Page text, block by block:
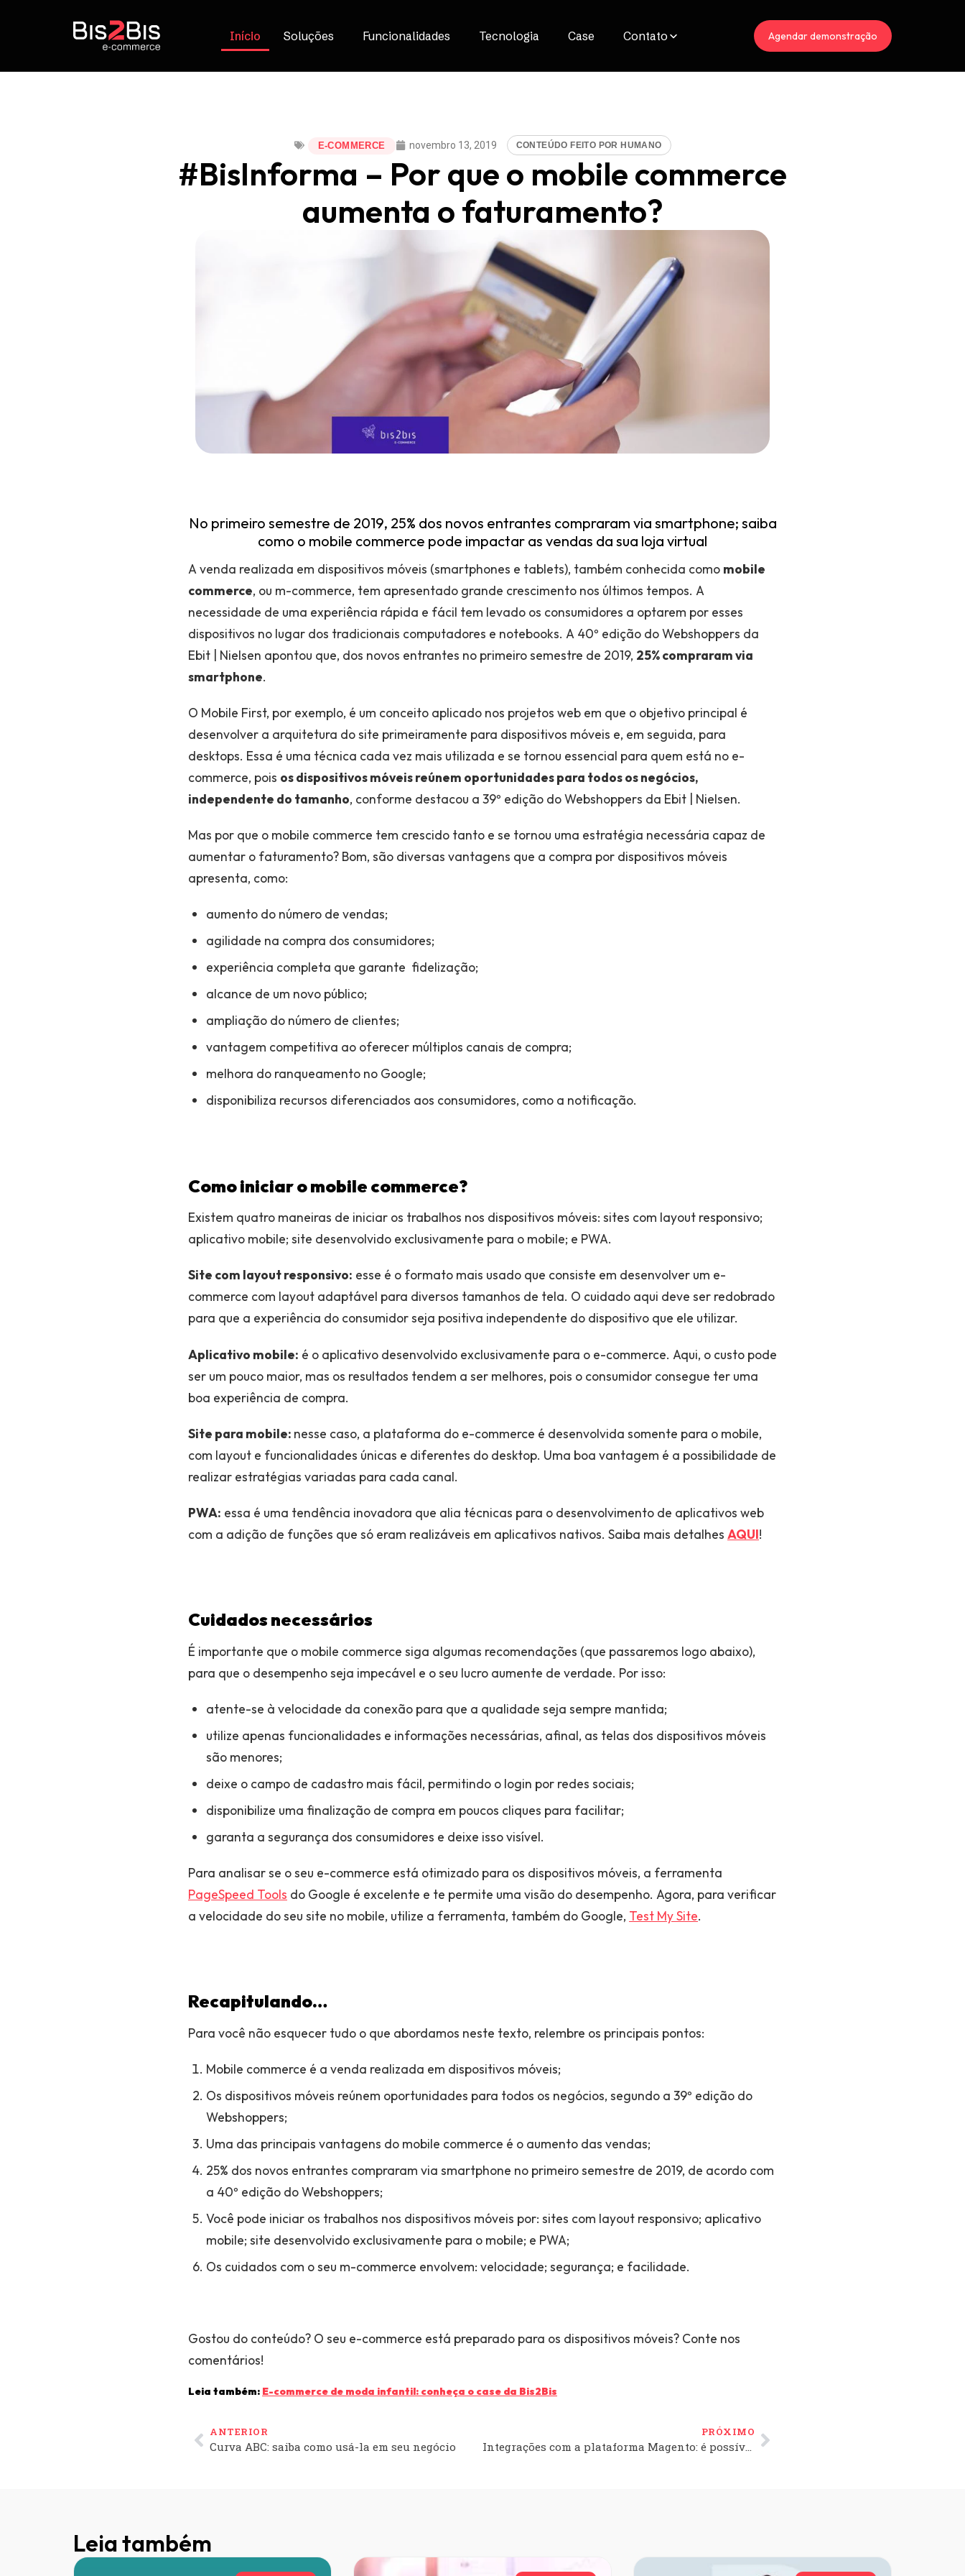
Início Soluções Funcionalidades Tecnologia Case Contato Agendar demonstração
E-COMMERCE novembro 13, 2019 CONTEÚDO FEITO POR HUMANO
#BisInforma – Por que o mobile commerce
aumenta o faturamento?
No primeiro semestre de 2019, 25% dos novos entrantes compraram via smartphone; saiba
como o mobile commerce pode impactar as vendas da sua loja virtual
A venda realizada em dispositivos móveis (smartphones e tablets), também conhecida como mobile
commerce, ou m-commerce, tem apresentado grande crescimento nos últimos tempos. A
necessidade de uma experiência rápida e fácil tem levado os consumidores a optarem por esses
dispositivos no lugar dos tradicionais computadores e notebooks. A 40º edição do Webshoppers da
Ebit | Nielsen apontou que, dos novos entrantes no primeiro semestre de 2019, 25% compraram via
smartphone.
O Mobile First, por exemplo, é um conceito aplicado nos projetos web em que o objetivo principal é
desenvolver a arquitetura do site primeiramente para dispositivos móveis e, em seguida, para
desktops. Essa é uma técnica cada vez mais utilizada e se tornou essencial para quem está no e-
commerce, pois os dispositivos móveis reúnem oportunidades para todos os negócios,
independente do tamanho, conforme destacou a 39º edição do Webshoppers da Ebit | Nielsen.
Mas por que o mobile commerce tem crescido tanto e se tornou uma estratégia necessária capaz de
aumentar o faturamento? Bom, são diversas vantagens que a compra por dispositivos móveis
apresenta, como:
aumento do número de vendas;
agilidade na compra dos consumidores;
experiência completa que garante fidelização;
alcance de um novo público;
ampliação do número de clientes;
vantagem competitiva ao oferecer múltiplos canais de compra;
melhora do ranqueamento no Google;
disponibiliza recursos diferenciados aos consumidores, como a notificação.
Como iniciar o mobile commerce?
Existem quatro maneiras de iniciar os trabalhos nos dispositivos móveis: sites com layout responsivo;
aplicativo mobile; site desenvolvido exclusivamente para o mobile; e PWA.
Site com layout responsivo: esse é o formato mais usado que consiste em desenvolver um e-
commerce com layout adaptável para diversos tamanhos de tela. O cuidado aqui deve ser redobrado
para que a experiência do consumidor seja positiva independente do dispositivo que ele utilizar.
Aplicativo mobile: é o aplicativo desenvolvido exclusivamente para o e-commerce. Aqui, o custo pode
ser um pouco maior, mas os resultados tendem a ser melhores, pois o consumidor consegue ter uma
boa experiência de compra.
Site para mobile: nesse caso, a plataforma do e-commerce é desenvolvida somente para o mobile,
com layout e funcionalidades únicas e diferentes do desktop. Uma boa vantagem é a possibilidade de
realizar estratégias variadas para cada canal.
PWA: essa é uma tendência inovadora que alia técnicas para o desenvolvimento de aplicativos web
com a adição de funções que só eram realizáveis em aplicativos nativos. Saiba mais detalhes AQUI!
Cuidados necessários
É importante que o mobile commerce siga algumas recomendações (que passaremos logo abaixo),
para que o desempenho seja impecável e o seu lucro aumente de verdade. Por isso:
atente-se à velocidade da conexão para que a qualidade seja sempre mantida;
utilize apenas funcionalidades e informações necessárias, afinal, as telas dos dispositivos móveis
são menores;
deixe o campo de cadastro mais fácil, permitindo o login por redes sociais;
disponibilize uma finalização de compra em poucos cliques para facilitar;
garanta a segurança dos consumidores e deixe isso visível.
Para analisar se o seu e-commerce está otimizado para os dispositivos móveis, a ferramenta
PageSpeed Tools do Google é excelente e te permite uma visão do desempenho. Agora, para verificar
a velocidade do seu site no mobile, utilize a ferramenta, também do Google, Test My Site.
Recapitulando…
Para você não esquecer tudo o que abordamos neste texto, relembre os principais pontos:
Mobile commerce é a venda realizada em dispositivos móveis;
Os dispositivos móveis reúnem oportunidades para todos os negócios, segundo a 39º edição do
Webshoppers;
Uma das principais vantagens do mobile commerce é o aumento das vendas;
25% dos novos entrantes compraram via smartphone no primeiro semestre de 2019, de acordo com
a 40º edição do Webshoppers;
Você pode iniciar os trabalhos nos dispositivos móveis por: sites com layout responsivo; aplicativo
mobile; site desenvolvido exclusivamente para o mobile; e PWA;
Os cuidados com o seu m-commerce envolvem: velocidade; segurança; e facilidade.
Gostou do conteúdo? O seu e-commerce está preparado para os dispositivos móveis? Conte nos
comentários!
Leia também: E-commerce de moda infantil: conheça o case da Bis2Bis
ANTERIOR
Curva ABC: saiba como usá-la em seu negócio
PRÓXIMO
Integrações com a plataforma Magento: é possível?
Leia também